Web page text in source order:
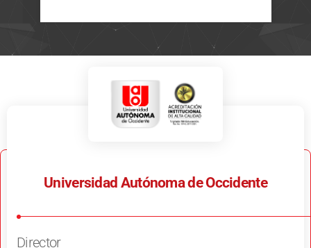
Universidad Autónoma de Occidente
Director